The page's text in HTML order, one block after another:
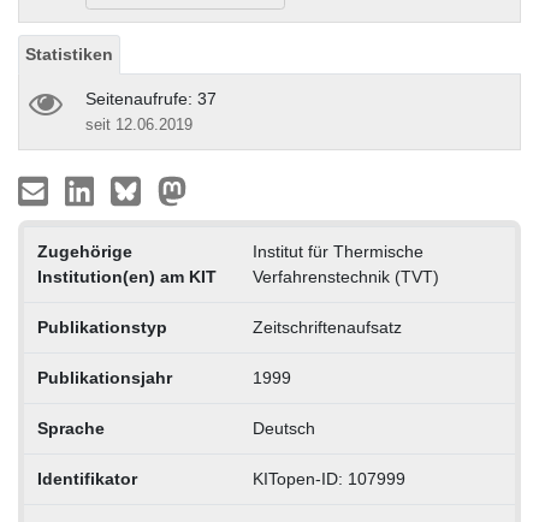
Statistiken
Seitenaufrufe: 37
seit 12.06.2019
Zugehörige
Institution(en) am KIT
Institut für Thermische
Verfahrenstechnik (TVT)
Publikationstyp Zeitschriftenaufsatz
Publikationsjahr 1999
Sprache Deutsch
Identifikator KITopen-ID: 107999